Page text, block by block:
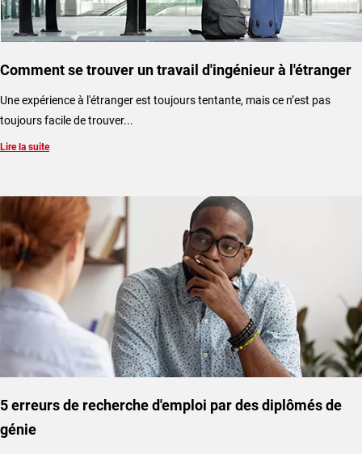
Comment se trouver un travail d'ingénieur à l'étranger
Une expérience à l'étranger est toujours tentante, mais ce n’est pas
toujours facile de trouver...
Lire la suite
5 erreurs de recherche d'emploi par des diplômés de
génie